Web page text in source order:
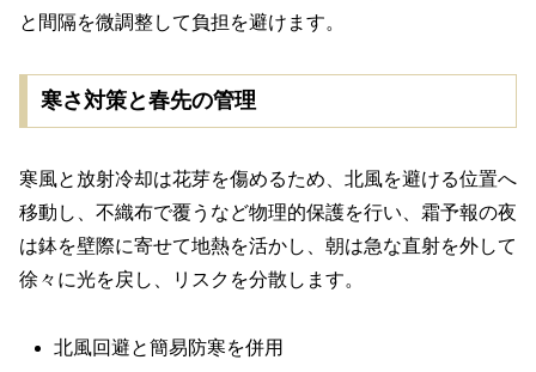
と間隔を微調整して負担を避けます。
寒さ対策と春先の管理
寒風と放射冷却は花芽を傷めるため、北風を避ける位置へ
移動し、不織布で覆うなど物理的保護を行い、霜予報の夜
は鉢を壁際に寄せて地熱を活かし、朝は急な直射を外して
徐々に光を戻し、リスクを分散します。
北風回避と簡易防寒を併用